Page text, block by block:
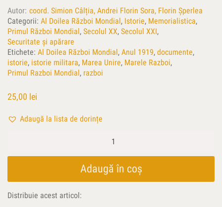
Autor coord. Simion Câlția, Andrei Florin Sora, Florin Şperlea
Categorii: Al Doilea Război Mondial, Istorie, Memorialistica,
Primul Război Mondial, Secolul XX, Secolul XXI,
Securitate și apărare
Etichete: Al Doilea Război Mondial, Anul 1919, documente,
istorie, istorie militara, Marea Unire, Marele Razboi,
Primul Razboi Mondial, razboi
25,00 lei
Adaugă la lista de dorințe
istoriei
Adaugă în coș
Distribuie acest articol: